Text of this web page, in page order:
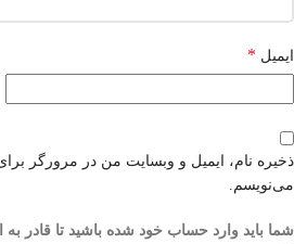
ایمیل *
ذخیره نام، ایمیل و وبسایت من در مرورگر
می‌نویسم.
شما باید وارد حساب خود شده باشید تا قادر